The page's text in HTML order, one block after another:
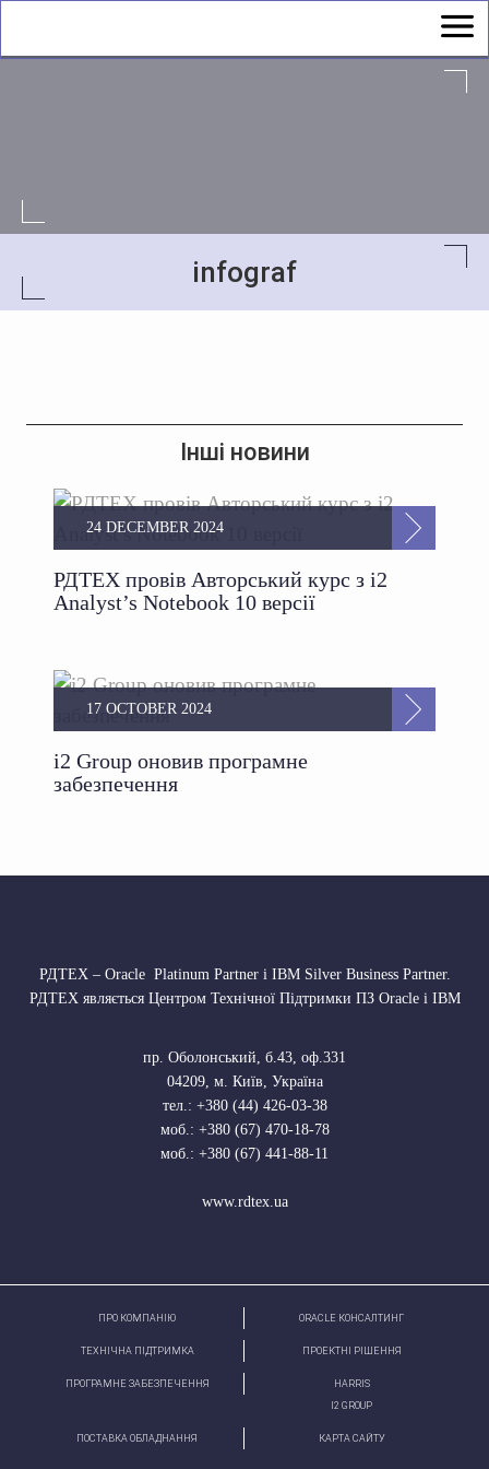
infograf
Інші новини
РДТЕХ провів Авторський курс з i2
Analyst’s Notebook 10 версії
24 DECEMBER 2024
i2 Group оновив програмне
забезпечення
17 OCTOBER 2024
РДТЕХ – Oracle Platinum Partner і IBM Silver Business Partner.
РДТЕХ являється Центром Технічної Підтримки ПЗ Oracle і IBM
пр. Оболонський, б.43, оф.331
04209, м. Київ, Україна
тел.: +380 (44) 426-03-38
моб.: +380 (67) 470-18-78
моб.: +380 (67) 441-88-11
www.rdtex.ua
ПРО КОМПАНІЮ ORACLE КОНСАЛТИНГ
ТЕХНІЧНА ПІДТРИМКА ПРОЕКТНІ РІШЕННЯ
ПРОГРАМНЕ ЗАБЕЗПЕЧЕННЯ
HARRIS
І2 GROUP
ПОСТАВКА ОБЛАДНАННЯ КАРТА САЙТУ